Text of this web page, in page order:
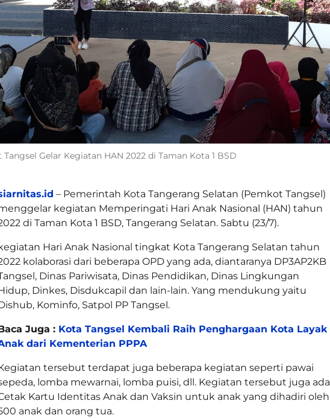
Gelar Kegiatan HAN 2022 di Taman Kota 1 BSD
– Pemerintah Kota Tangerang Selatan (Pemkot Tangsel)
kegiatan Memperingati Hari Anak Nasional (HAN) tahun
di Taman Kota 1 BSD, Tangerang Selatan. Sabtu (23/7).
Hari Anak Nasional tingkat Kota Tangerang Selatan tahun
kolaborasi dari beberapa OPD yang ada, diantaranya DP3AP2KB
Dinas Pariwisata, Dinas Pendidikan, Dinas Lingkungan
Dinkes, Disdukcapil dan lain-lain. Yang mendukung yaitu
Kominfo, Satpol PP Tangsel.
Juga : Kota Tangsel Kembali Raih Penghargaan Kota Layak
dari Kementerian PPPA
tersebut terdapat juga beberapa kegiatan seperti pawai
lomba mewarnai, lomba puisi, dll. Kegiatan tersebut juga ada
Kartu Identitas Anak dan Vaksin untuk anak yang dihadiri oleh
anak dan orang tua.